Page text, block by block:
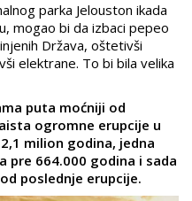
parka Jelouston ikada
mogao bi da izbaci pepeo
Država, oštetivši
elektrane. To bi bila velika
puta moćniji od
ogromne erupcije u
milion godina, jedna
pre 664.000 godina i sada
poslednje erupcije.